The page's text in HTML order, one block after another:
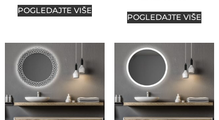
POGLEDAJTE VIŠE
POGLEDAJTE VIŠE